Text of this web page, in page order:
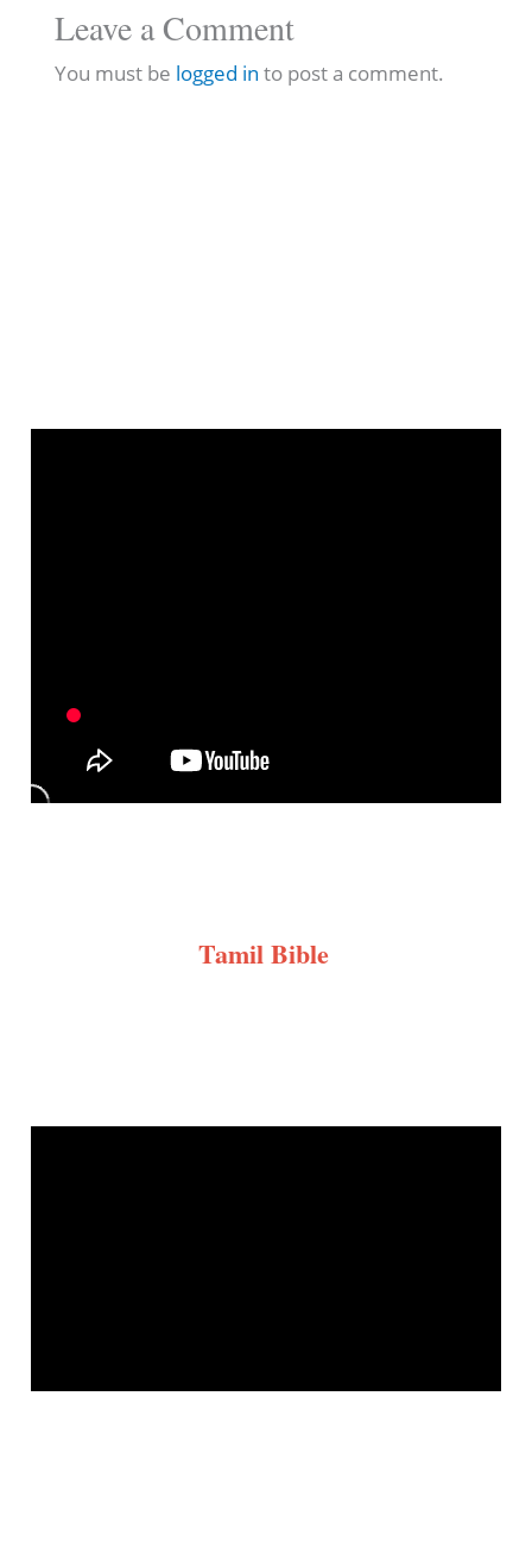
Leave a Comment
You must be logged in to post a comment.
Tamil Bible